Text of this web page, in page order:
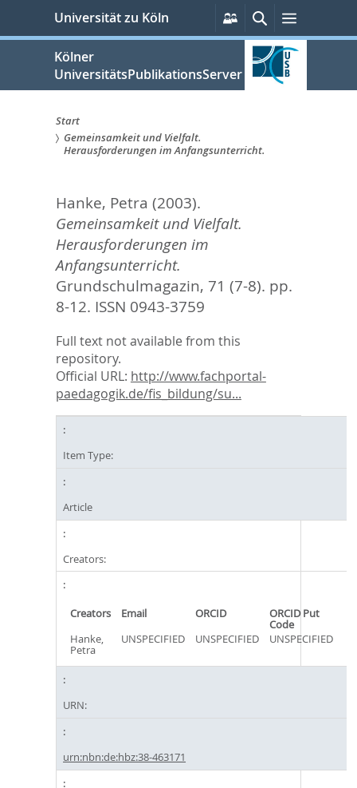
springen
Universität zu Köln
Persönliche
Services
SucheMenü
Kölner
UniversitätsPublikationsServer
Sie
hier:
Start
Gemeinsamkeit und Vielfalt.
Herausforderungen im Anfangsunterricht.
Hanke, Petra (2003).
Gemeinsamkeit und Vielfalt.
Herausforderungen im
Anfangsunterricht.
Grundschulmagazin, 71 (7-8). pp.
8-12. ISSN 0943-3759
Full text not available from this
repository.
Official URL: http://www.fachportal-
paedagogik.de/fis_bildung/su...
Item Type:
Article
Creators:
Creators Email ORCID ORCID Put
Code
Hanke,
Petra
UNSPECIFIED UNSPECIFIED UNSPECIFIED
URN:
urn:nbn:de:hbz:38-463171